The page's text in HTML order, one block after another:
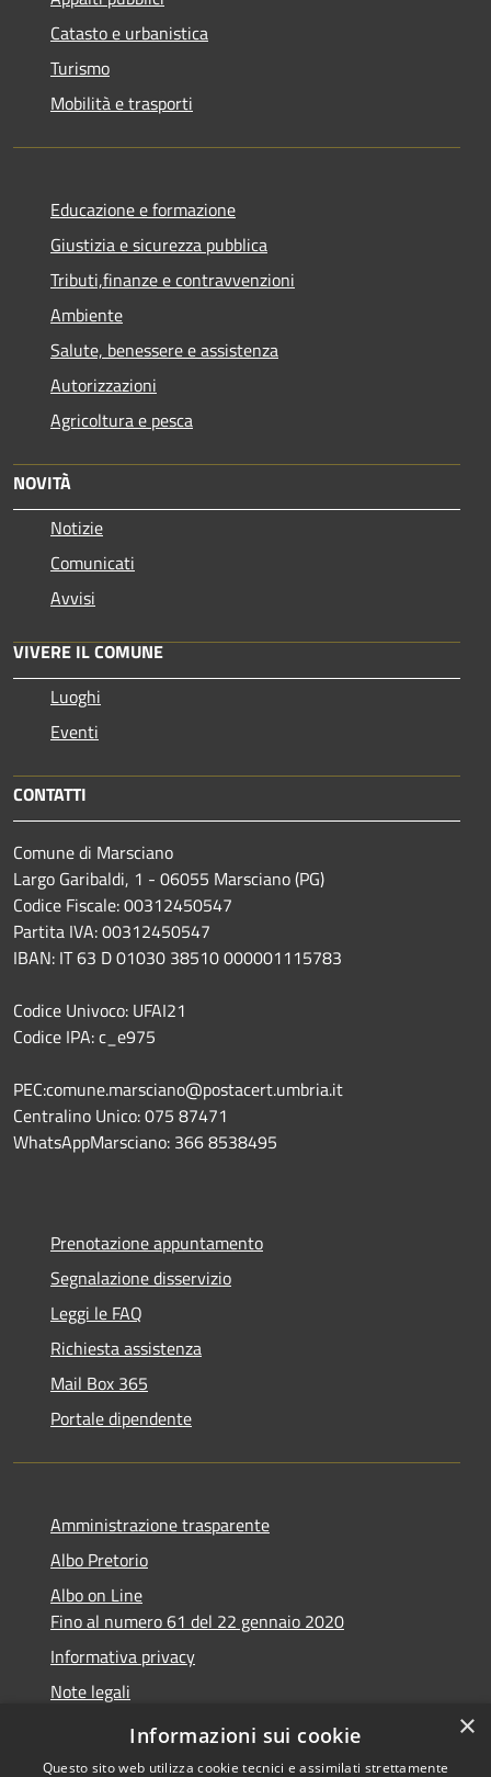
Catasto e urbanistica
Turismo
Mobilità e trasporti
Educazione e formazione
Giustizia e sicurezza pubblica
Tributi,finanze e contravvenzioni
Ambiente
Salute, benessere e assistenza
Autorizzazioni
Agricoltura e pesca
NOVITÀ
Notizie
Comunicati
Avvisi
VIVERE IL COMUNE
Luoghi
Eventi
CONTATTI
Comune di Marsciano
Largo Garibaldi, 1 - 06055 Marsciano (PG)
Codice Fiscale: 00312450547
Partita IVA: 00312450547
IBAN: IT 63 D 01030 38510 000001115783
Codice Univoco: UFAI21
Codice IPA: c_e975
PEC:comune.marsciano@postacert.umbria.it
Centralino Unico: 075 87471
WhatsAppMarsciano: 366 8538495
Prenotazione appuntamento
Segnalazione disservizio
Leggi le FAQ
Richiesta assistenza
Mail Box 365
Portale dipendente
Amministrazione trasparente
Albo Pretorio
Albo on Line
Fino al numero 61 del 22 gennaio 2020
Informativa privacy
Note legali
Dichiarazione di accessibilità
×
Informazioni sui cookie
Questo sito web utilizza cookie tecnici e assimilati strettamente